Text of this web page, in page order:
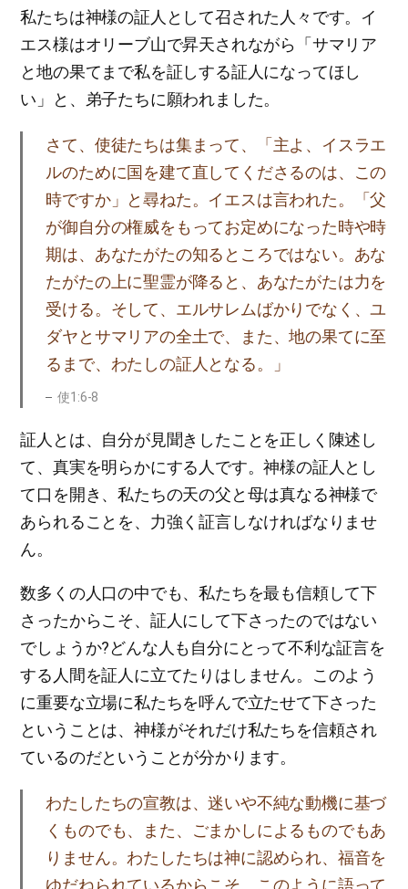
私たちは神様の証人として召された人々です。イ
エス様はオリーブ山で昇天されながら「サマリア
と地の果てまで私を証しする証人になってほし
い」と、弟子たちに願われました。
さて、使徒たちは集まって、「主よ、イスラエ
ルのために国を建て直してくださるのは、この
時ですか」と尋ねた。イエスは言われた。「父
が御自分の権威をもってお定めになった時や時
期は、あなたがたの知るところではない。あな
たがたの上に聖霊が降ると、あなたがたは力を
受ける。そして、エルサレムばかりでなく、ユ
ダヤとサマリアの全土で、また、地の果てに至
るまで、わたしの証人となる。」
使1:6-8
証人とは、自分が見聞きしたことを正しく陳述し
て、真実を明らかにする人です。神様の証人とし
て口を開き、私たちの天の父と母は真なる神様で
あられることを、力強く証言しなければなりませ
ん。
数多くの人口の中でも、私たちを最も信頼して下
さったからこそ、証人にして下さったのではない
でしょうか?どんな人も自分にとって不利な証言を
する人間を証人に立てたりはしません。このよう
に重要な立場に私たちを呼んで立たせて下さった
ということは、神様がそれだけ私たちを信頼され
ているのだということが分かります。
わたしたちの宣教は、迷いや不純な動機に基づ
くものでも、また、ごまかしによるものでもあ
りません。わたしたちは神に認められ、福音を
ゆだねられているからこそ、このように語って